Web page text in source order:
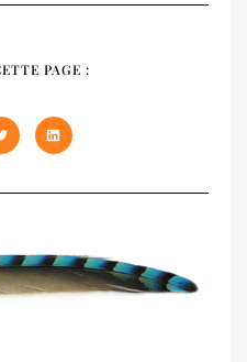
de NATIVES en
pages. À offrir et à
!
PAGE :